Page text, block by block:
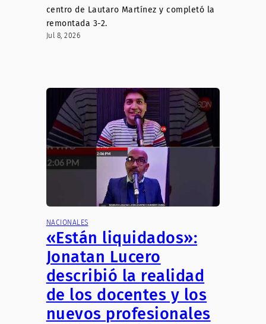
centro de Lautaro Martínez y completó la
remontada 3-2.
Jul 8, 2026
NACIONALES
«Están liquidados»:
Jonatan Lucero
describió la realidad
de los docentes y los
nuevos profesionales